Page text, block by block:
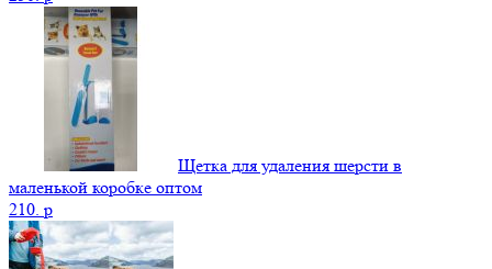
Щетка для удаления шерсти в
маленькой коробке оптом
210. p